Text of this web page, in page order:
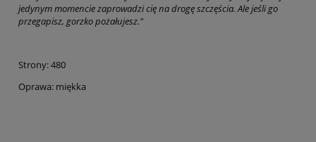
jedynym momencie zaprowadzi cię na drogę szczęścia. Ale jeśli go
przegapisz, gorzko pożałujesz."
Strony: 480
Oprawa: miękka